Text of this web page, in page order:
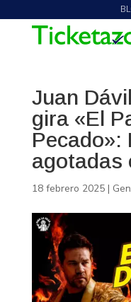
Juan
gira «El
Pecado»:
agotadas
18 febrero 2025|